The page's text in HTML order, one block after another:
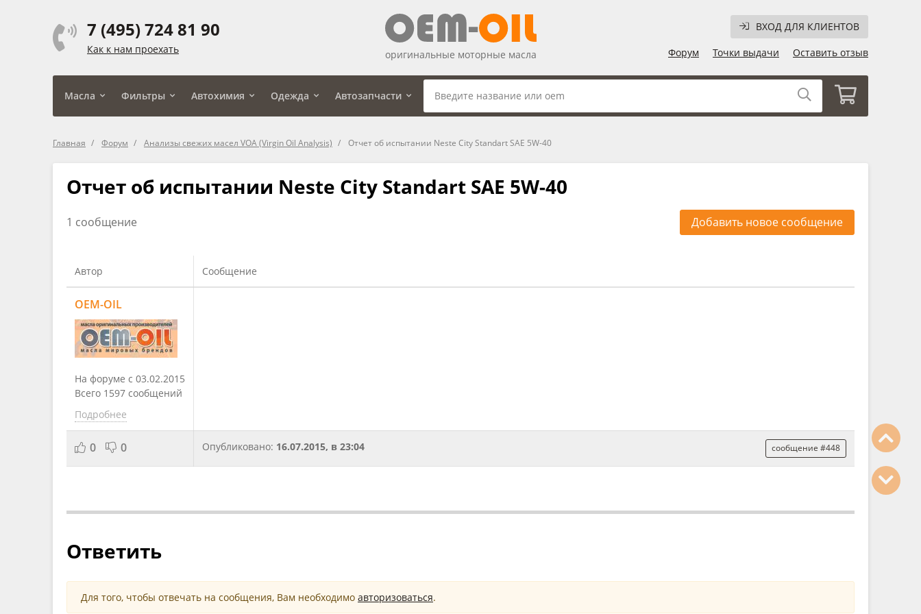
7 (495) 724 81 90
Как к нам проехать
ВХОД ДЛЯ КЛИЕНТОВ
Форум
Точки выдачи Оставить отзыв
оригинальные моторные масла
Масла Фильтры Автохимия Одежда Автозапчасти
Главная Форум Анализы свежих масел VOA (Virgin Oil Analysis) Отчет об испытании Neste City Standart SAE 5W-40
Отчет об испытании Neste City Standart SAE 5W-40
1 сообщение Добавить новое сообщение
Автор Сообщение
OEM-OIL
На форуме с 03.02.2015
Всего 1597 сообщений
Подробнее
0 0 Опубликовано: 16.07.2015, в 23:04 сообщение #448
Ответить
Для того, чтобы отвечать на сообщения, Вам необходимо авторизоваться.